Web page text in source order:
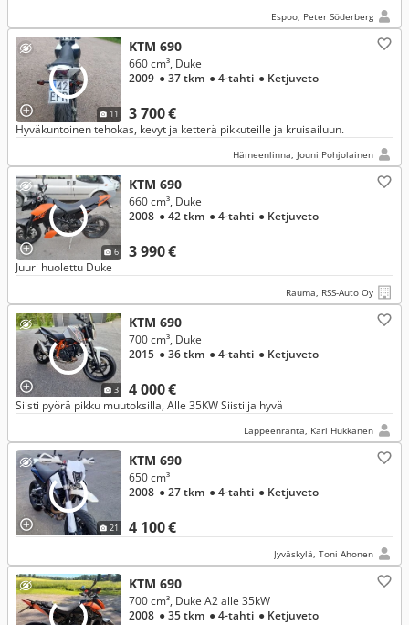
Espoo, Peter Söderberg
11
KTM 690
3 700 €
660 cm³, Duke
2009 ● 37 tkm ● 4-tahti ● Ketjuveto
Hyväkuntoinen tehokas, kevyt ja ketterä pikkuteille ja kruisailuun.
Hämeenlinna, Jouni Pohjolainen
6
KTM 690
3 990 €
660 cm³, Duke
2008 ● 42 tkm ● 4-tahti ● Ketjuveto
Juuri huolettu Duke
Rauma, RSS-Auto Oy
3
KTM 690
4 000 €
700 cm³, Duke
2015 ● 36 tkm ● 4-tahti ● Ketjuveto
Siisti pyörä pikku muutoksilla, Alle 35KW Siisti ja hyvä
Lappeenranta, Kari Hukkanen
21
KTM 690
4 100 €
650 cm³
2008 ● 27 tkm ● 4-tahti ● Ketjuveto
Jyväskylä, Toni Ahonen
KTM 690
700 cm³, Duke A2 alle 35kW
2008 ● 35 tkm ● 4-tahti ● Ketjuveto